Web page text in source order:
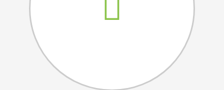
Orgãos Sociais
Publicações Oficiais
Contactos